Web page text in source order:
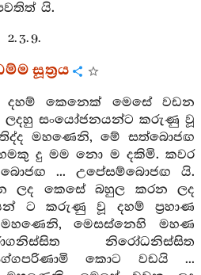
යි.
2. 3. 9.
සූත්‍රය
දහම් කෙනෙක් මෙසේ වඩන
ලදහු සංයෝජනයන්ට කරුණු වූ
මහණෙනි, මේ සත්බොජඟ
දු මම නො ම දකිමි. කවර
... උපේසම්බොජඟ යි.
ලද කෙසේ බහුල කරන ලද
ට කරුණු වූ දහම් ප්‍රහාණ
මෙසස්නෙහි මහණ
නිරෝධනිස්සිත
කොට වඩයි ...